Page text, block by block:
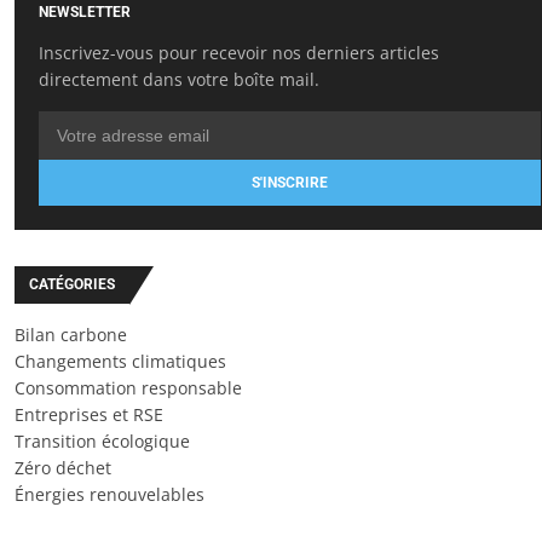
NEWSLETTER
Inscrivez-vous pour recevoir nos derniers articles
directement dans votre boîte mail.
S'INSCRIRE
CATÉGORIES
Bilan carbone
Changements climatiques
Consommation responsable
Entreprises et RSE
Transition écologique
Zéro déchet
Énergies renouvelables